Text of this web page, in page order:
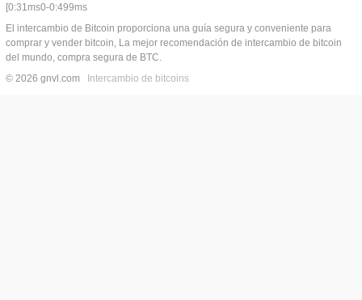
[0:31ms0-0:499ms
El intercambio de Bitcoin proporciona una guía segura y conveniente para
comprar y vender bitcoin, La mejor recomendación de intercambio de bitcoin
del mundo, compra segura de BTC.
© 2026 gnvl.com Intercambio de bitcoins